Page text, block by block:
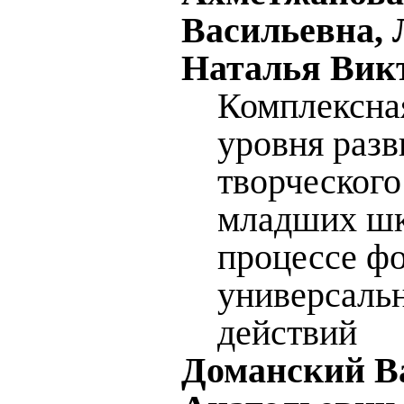
Васильевна,
Наталья
уровня
младших
процессе
действий
Доманский